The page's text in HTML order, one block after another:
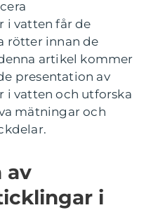
i vatten får de
rötter innan de
artikel kommer
presentation av
vatten och utforska
mätningar och
av
i